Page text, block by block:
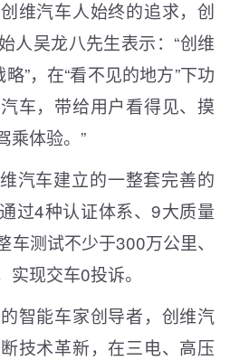
维汽车人始终的追求，创
人吴龙八先生表示：“创维
”，在“看不见的地方”下功
车，带给用户看得见、摸
乘体验。”
汽车建立的一整套完善的
过4种认证体系、9大质量
测试不少于300万公里、
现交车0投诉。
智能车家创导者，创维汽
技术革新，在三电、高压